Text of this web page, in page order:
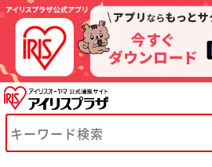
※ご確認ください